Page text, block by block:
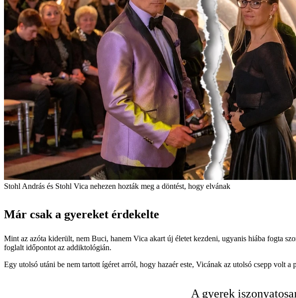
Stohl András és Stohl Vica nehezen hozták meg a döntést, hogy elvának
Már csak a gyereket érdekelte
Mint az azóta kiderült, nem Buci, hanem Vica akart új életet kezdeni, ugyanis hiába fogta
foglalt időpontot az addiktológián.
Egy utolsó utáni be nem tartott ígéret arról, hogy hazaér este, Vicának az utolsó csepp volt
A gyerek